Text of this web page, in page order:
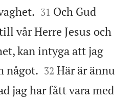


31 Och Gud
vår Herre Jesus och
kan intyga att jag
något. 

32 Här är ännu
jag har fått vara med